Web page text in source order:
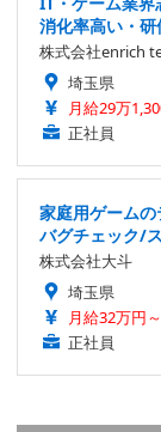
消化率高い・
株式会社enrich
埼玉県
月給29万
正社員
家庭用ゲーム
バグチェック/
株式会社大斗
埼玉県
月給32万円
正社員